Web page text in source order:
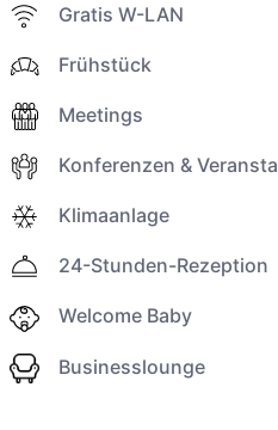
Gratis W-LAN
Frühstück
Meetings
Konferenzen &
Klimaanlage
24-Stunden-Rezeption
Welcome Baby
Businesslounge